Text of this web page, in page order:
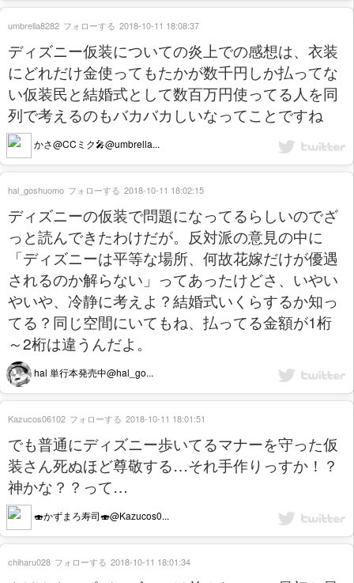
ディズニー仮装についての炎上での感想は、衣装
にどれだけ金使ってもたかが数千円しか払ってな
い仮装民と結婚式として数百万円使ってる人を同
列で考えるのもバカバカしいなってことですね
かさ@CCミク🎤@umbrella...
umbrella8282 フォローする 2018-10-11 18:08:37
ディズニーの仮装で問題になってるらしいのでざ
っと読んできたわけだが。反対派の意見の中に
「ディズニーは平等な場所、何故花嫁だけが優遇
されるのか解らない」ってあったけどさ、いやい
やいや、冷静に考えよ？結婚式いくらするか知っ
てる？同じ空間にいてもね、払ってる金額が1桁
～2桁は違うんだよ。
hal 単行本発売中@hal_go...
hal_goshuomo フォローする 2018-10-11 18:02:15
でも普通にディズニー歩いてるマナーを守った仮
装さん死ぬほど尊敬する…それ手作りっすか！？
神かな？？って…
🍣かずまろ寿司🍣@Kazucos0...
Kazucos06102 フォローする 2018-10-11 18:01:51
chiharu028 フォローする 2018-10-11 18:01:34